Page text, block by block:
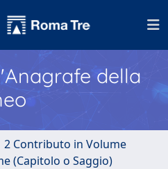
della
2 Contributo in Volume
(Capitolo o Saggio)